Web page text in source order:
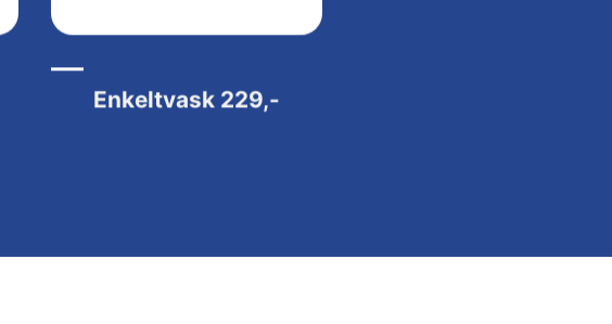
Enkeltvask 229,-